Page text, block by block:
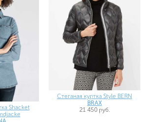
Shacket
Стеганая куртка Style BERN
BRAX
21 450 руб.